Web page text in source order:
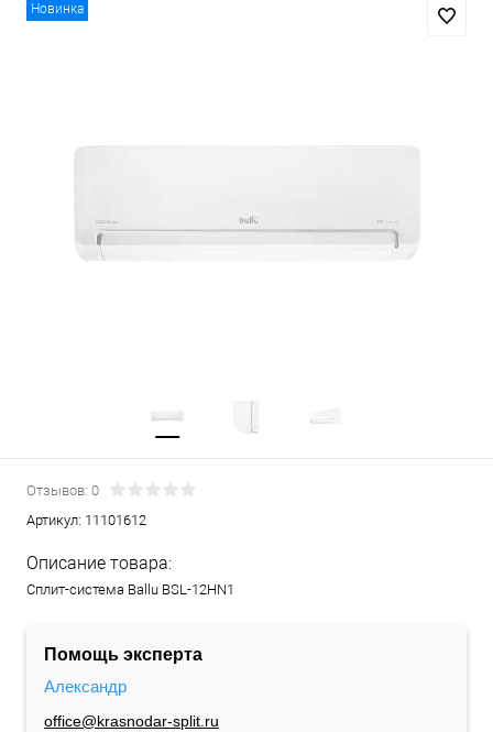
Новинка
Отзывов: 0
Артикул: 11101612
Описание товара:
Сплит-система Ballu BSL-12HN1
Помощь эксперта
Александр
office@krasnodar-split.ru